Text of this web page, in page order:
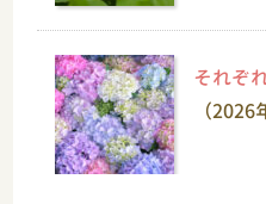
それぞ
（2026